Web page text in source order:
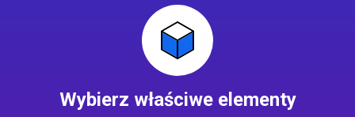
Wybierz właściwe elementy